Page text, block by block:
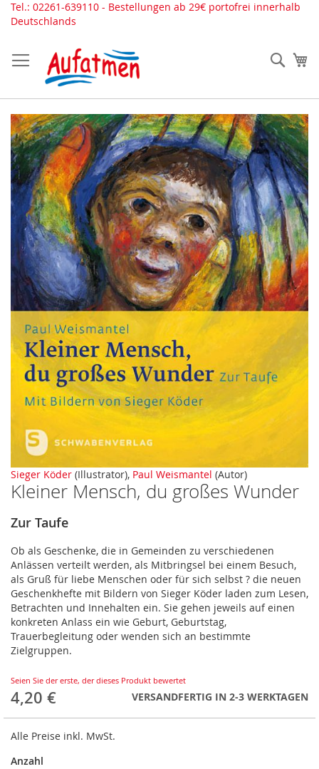
Direkt
zum
Tel.: 02261-639110 - Bestellungen ab 29€ portofrei innerhalb
Deutschlands
Sieger Köder (Illustrator), Paul Weismantel (Autor)
Kleiner Mensch, du großes Wunder
Zur Taufe
Ob als Geschenke, die in Gemeinden zu verschiedenen
Anlässen verteilt werden, als Mitbringsel bei einem Besuch,
als Gruß für liebe Menschen oder für sich selbst ? die neuen
Geschenkhefte mit Bildern von Sieger Köder laden zum Lesen,
Betrachten und Innehalten ein. Sie gehen jeweils auf einen
konkreten Anlass ein wie Geburt, Geburtstag,
Trauerbegleitung oder wenden sich an bestimmte
Zielgruppen.
Seien Sie der erste, der dieses Produkt bewertet
4,20 € VERSANDFERTIG IN 2-3 WERKTAGEN
Alle Preise inkl. MwSt.
Anzahl
Zum
Ende
der
Bildergalerie
springen
Zum
Anfang
der
Bildergalerie
springen